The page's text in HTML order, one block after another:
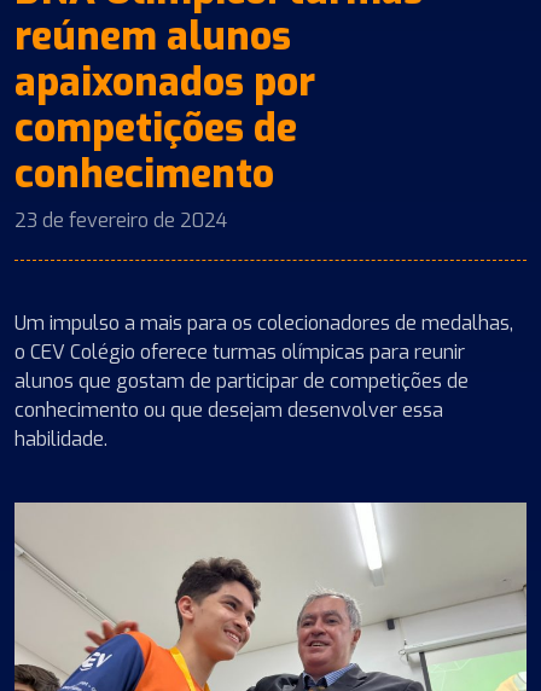
reúnem alunos
apaixonados por
competições de
conhecimento
23 de fevereiro de 2024
Um impulso a mais para os colecionadores de medalhas,
o CEV Colégio oferece turmas olímpicas para reunir
alunos que gostam de participar de competições de
conhecimento ou que desejam desenvolver essa
habilidade.